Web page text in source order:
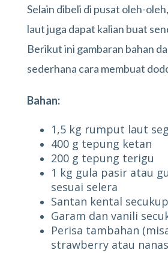
Selain dibeli di pusat oleh-
laut juga dapat kalian buat
Berikut ini gambaran bahan
sederhana cara membuat
Bahan:
1,5 kg rumput laut
400 g tepung ketan
200 g tepung terigu
1 kg gula pasir atau
sesuai selera
Santan kental
Garam dan vanili
Perisa tambahan
strawberry atau